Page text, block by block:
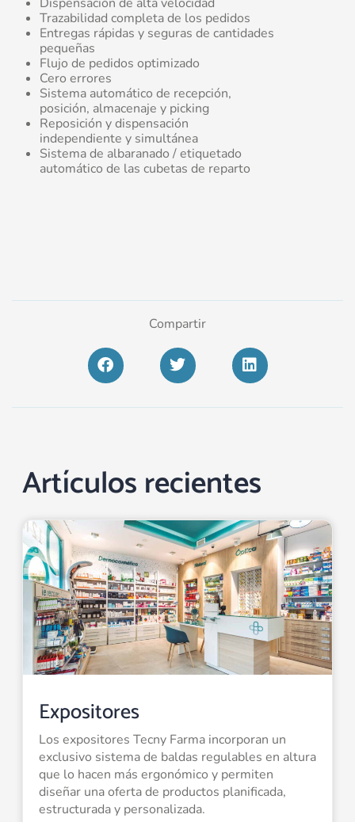
Compartir
Trazabilidad completa de los pedidos
Entregas rápidas y seguras de cantidades
pequeñas
Flujo de pedidos optimizado
Cero errores
Sistema automático de recepción,
posición, almacenaje y picking
Reposición y dispensación
independiente y simultánea
Sistema de albaranado / etiquetado
automático de las cubetas de reparto
Artículos recientes
Expositores
Los expositores Tecny Farma incorporan un
exclusivo sistema de baldas regulables en altura
que lo hacen más ergonómico y permiten
diseñar una oferta de productos planificada,
estructurada y personalizada.